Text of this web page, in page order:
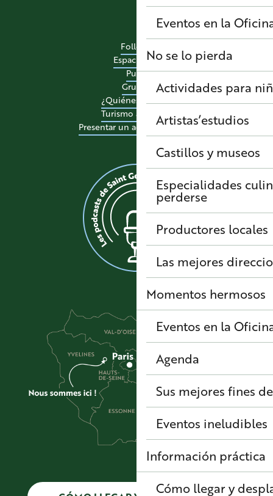
Eventos en la
No se lo pierda
Actividades para
Artistas’estudios
Castillos y museos
Especialidades
perderse
Productores locales
Las mejores
Momentos hermosos
Eventos en la
Agenda
Sus mejores fines
Eventos ineludibles
Información práctica
Cómo llegar y
Folletos
Espacio pro
Pulse
Grupos
¿Quiénes somos?
Turismo accesible
Presentar un acontecimiento